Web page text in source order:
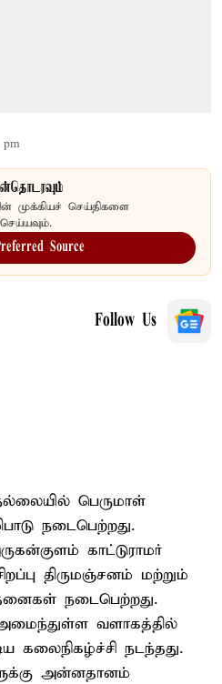
pm
முக்கியச் செய்திகளை
Source
Follow Us
பெருமாள்
நடைபெற்றது.
காட்டுராமர்
திருமஞ்சனம் மற்றும்
நடைபெற்றது.
வளாகத்தில்
கலைநிகழ்ச்சி நடந்தது.
அன்னதானம்